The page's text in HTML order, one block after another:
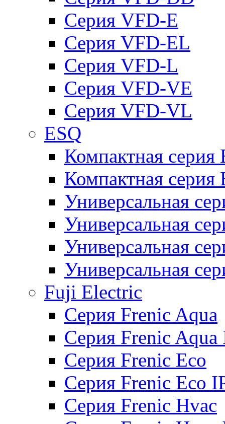
Серия VFD-E
Серия VFD-EL
Серия VFD-L
Серия VFD-VE
Серия VFD-VL
ESQ
Компактная серия
Компактная
Универсальная
Универсальная
Универсальная
Универсальная
Fuji Electric
Серия Frenic Aqua
Серия Frenic Aqua
Серия Frenic Eco
Серия Frenic Eco
Серия Frenic Hvac